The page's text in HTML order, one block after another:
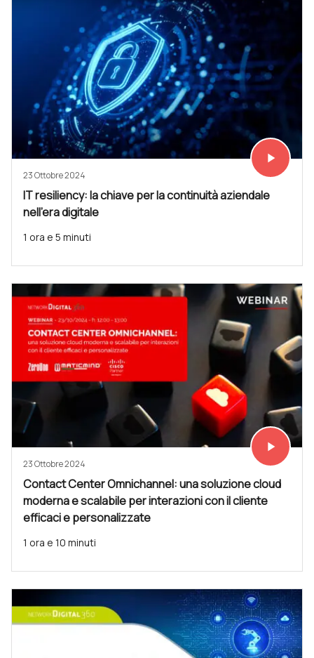
Vedi subito
play_arrow
23 Ottobre 2024
IT resiliency: la chiave per la continuità aziendale
nell'era digitale
1 ora e 5 minuti
Vedi subito
play_arrow
23 Ottobre 2024
Contact Center Omnichannel: una soluzione cloud
moderna e scalabile per interazioni con il cliente
efficaci e personalizzate
1 ora e 10 minuti